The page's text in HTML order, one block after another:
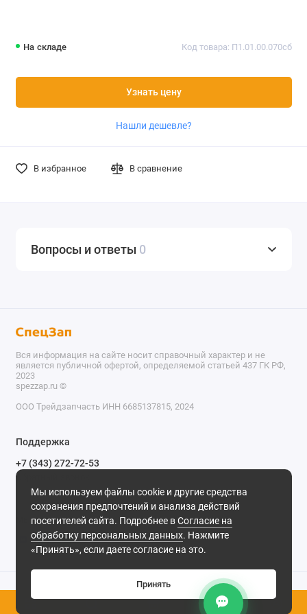
0
На складе Код товара: П1.01.00.070сб
Узнать цену
Нашли дешевле?
В избранное В сравнение
Вопросы и ответы 0
Мы используем файлы cookie и другие средства
сохранения предпочтений и анализа действий
посетителей сайта. Подробнее вСогласие на
обработку персональных данных. Нажмите
«Принять», если даете согласие на это.
Принять
Вся информация на сайте носит справочный характер и не
является публичной офертой, определяемой статьей 437 ГК РФ,
2023
spezzap.ru ©️
ООО Трейдзапчасть ИНН 6685137815, 2024
Поддержка
+7 (343) 272-72-53
Обратный звонок
620030, г. Екатеринбург, ул. Карьерная, д. 14, оф. 14.
Мы в сети